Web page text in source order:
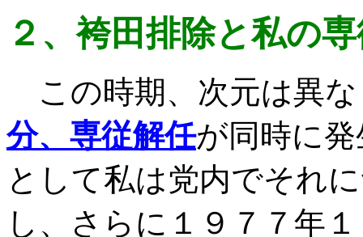
２、袴田排除と私の
この時期、次元は異
分、専従解任が同時に
として私は党内でそれ
し、さらに１９７７年